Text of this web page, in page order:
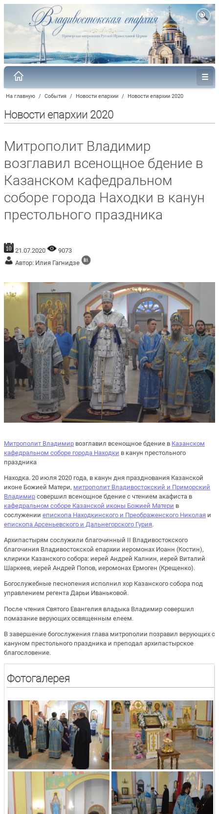
На главную / События / Новости епархии / Новости епархии 2020
Новости епархии 2020
Митрополит Владимир
возглавил всенощное бдение в
Казанском кафедральном
соборе города Находки в канун
престольного праздника
21.07.2020
9073
Автор: Илия Гагнидзе
Митрополит Владимир возглавил всенощное бдение в Казанском
кафедральном соборе города Находки в канун престольного
праздника
Находка. 20 июля 2020 года, в канун дня празднования Казанской
иконе Божией Матери, митрополит Владивостокский и Приморский
Владимир совершил всенощное бдение с чтением акафиста в
кафедральном соборе Казанской иконы Божией Матери в
сослужении епископа Находкинского и Преображенского Николая и
епископа Арсеньевского и Дальнегорского Гурия.
Архипастырям сослужили благочинный II Владивостокского
благочиния Владивостокской епархии иеромонах Иоанн (Костин),
клирики Казанского собора: иерей Андрей Калнин, иерей Виталий
Шаркеев, иерей Андрей Попов, иеромонах Ермоген (Крещенко).
Богослужебные песнопения исполнил хор Казанского собора под
управлением регента Дарьи Иваньковой.
После чтения Святого Евангелия владыка Владимир совершил
помазание верующих освященным елеем.
В завершение богослужения глава митрополии позравил верующих с
кануном престольного праздника и преподал архипастырское
благословение.
Фотогалерея